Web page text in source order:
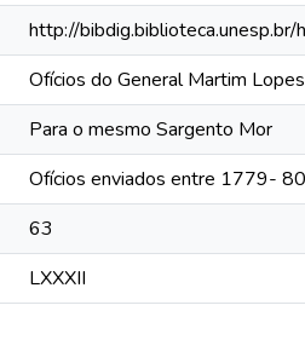
http://
Ofícios do General Martim
Para o mesmo Sargento Mor
Ofícios enviados entre 1779- 80
63
LXXXII